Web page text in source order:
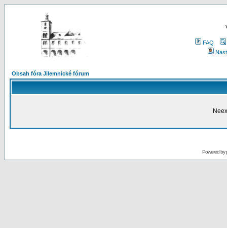
FAQ
Obsah fóra Jilemnické fórum
Powered by